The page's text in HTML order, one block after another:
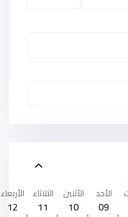
الأحد
09
الأثنين
10
الثلاثاء
11
الأربعاء
12